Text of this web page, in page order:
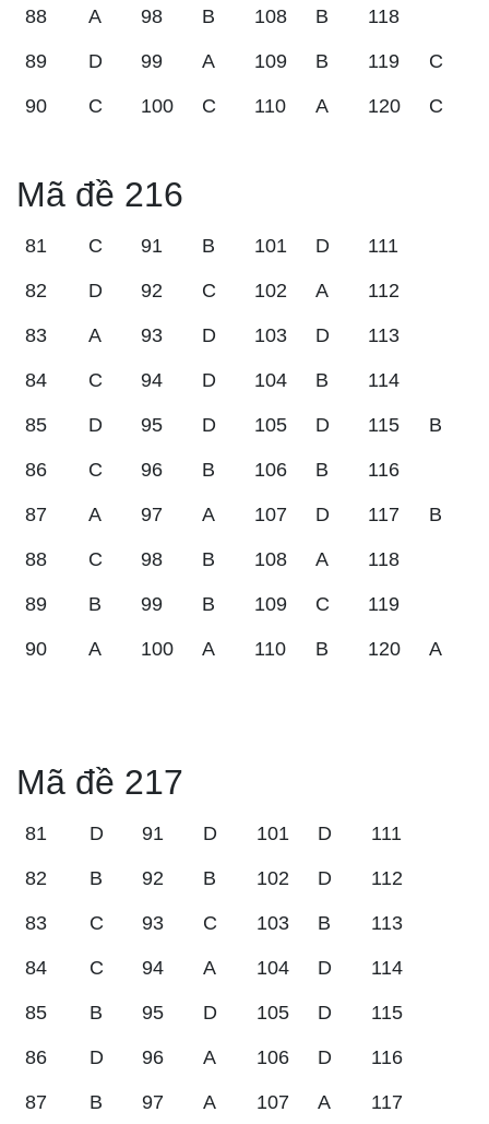
88 A 98 B 108 B 118
89 D 99 A 109 B 119 C
90 C 100 C 110 A 120 C
Mã đề 216
81 C 91 B 101 D 111
82 D 92 C 102 A 112
83 A 93 D 103 D 113
84 C 94 D 104 B 114
85 D 95 D 105 D 115 B
86 C 96 B 106 B 116
87 A 97 A 107 D 117 B
88 C 98 B 108 A 118
89 B 99 B 109 C 119
90 A 100 A 110 B 120 A
Mã đề 217
81 D 91 D 101 D 111
82 B 92 B 102 D 112
83 C 93 C 103 B 113
84 C 94 A 104 D 114
85 B 95 D 105 D 115
86 D 96 A 106 D 116
87 B 97 A 107 A 117